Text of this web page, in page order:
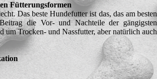
Fütterungsformen
Das beste Hundefutter ist das, das am besten
die Vor- und Nachteile der gängigsten
um Trocken- und Nassfutter, aber natürlich auch